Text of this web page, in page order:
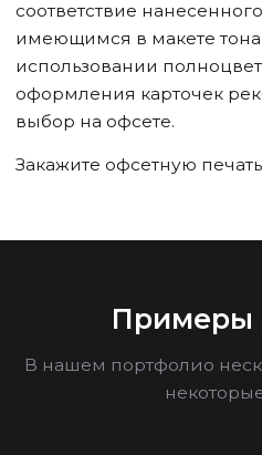
соответствие
имеющимся в макете
использовании
оформления карточек
выбор на офсете.
Закажите офсетную
Примеры
В нашем портфолио